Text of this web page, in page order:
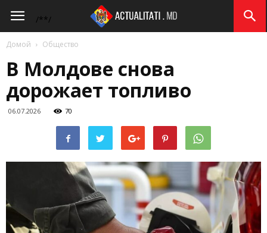
/**/
Actualitati.md
Домой Общество
В Молдове снова
дорожает топливо
06.07.2026 70